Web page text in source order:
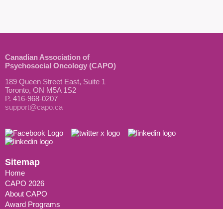
Canadian Association of
Psychosocial Oncology (CAPO)
189 Queen Street East, Suite 1
Toronto, ON M5A 1S2
P. 416-968-0207
support@capo.ca
Sitemap
Home
CAPO 2026
About CAPO
Award Programs